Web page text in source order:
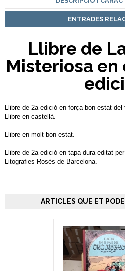
ENTRADES
Llibre de
Misteriosa en
Llibre de 2a edició en força bon estat
Llibre en castellà.
Llibre en molt bon estat.
Llibre de 2a edició en tapa dura editat
Litografies Rosés de Barcelona.
ARTICLES QUE ET